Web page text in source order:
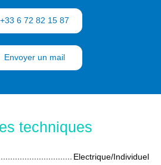
+33 6 72 82 15 87
Envoyer un mail
techniques
Electrique/Individuel